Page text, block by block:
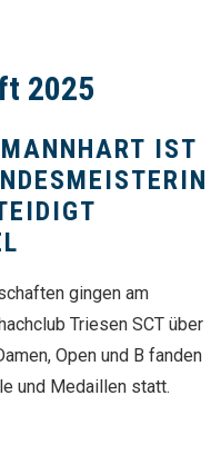
2025
IST
gingen am
Triesen SCT über
Open und B fanden
und Medaillen statt.